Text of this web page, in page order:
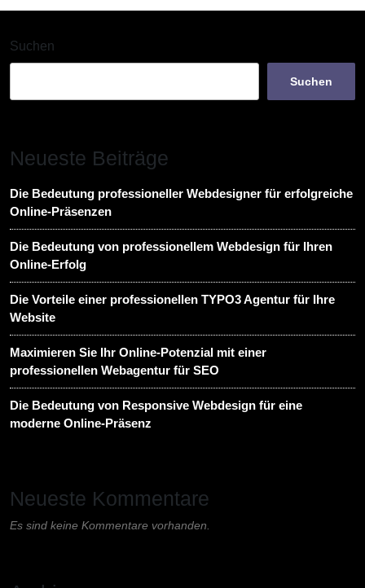
Suchen
Suchen
Neueste Beiträge
Die Bedeutung professioneller Webdesigner für erfolgreiche
Online-Präsenzen
Die Bedeutung von professionellem Webdesign für Ihren
Online-Erfolg
Die Vorteile einer professionellen TYPO3 Agentur für Ihre
Website
Maximieren Sie Ihr Online-Potenzial mit einer
professionellen Webagentur für SEO
Die Bedeutung von Responsive Webdesign für eine
moderne Online-Präsenz
Neueste Kommentare
Es sind keine Kommentare vorhanden.